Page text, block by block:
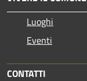
Luoghi
Eventi
CONTATTI